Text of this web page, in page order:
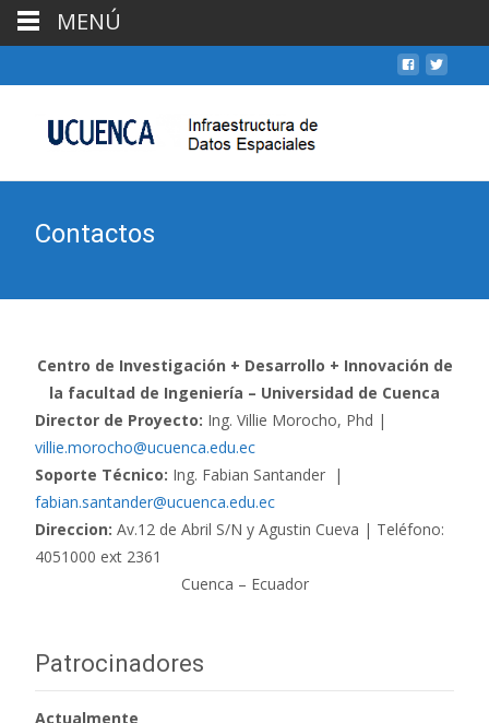
Contactos
Centro de Investigación + Desarrollo + Innovación de
la facultad de Ingeniería – Universidad de Cuenca
Director de Proyecto: Ing. Villie Morocho, Phd |
villie.morocho@ucuenca.edu.ec
Soporte Técnico: Ing. Fabian Santander |
fabian.santander@ucuenca.edu.ec
Direccion: Av.12 de Abril S/N y Agustin Cueva | Teléfono:
4051000 ext 2361
Cuenca – Ecuador
Patrocinadores
Actualmente
MENÚ